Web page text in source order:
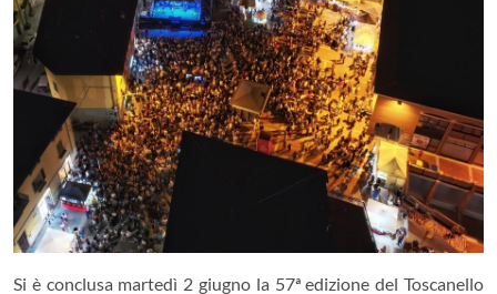
Si è conclusa martedì 2 giugno la 57ª edizione del Toscanello